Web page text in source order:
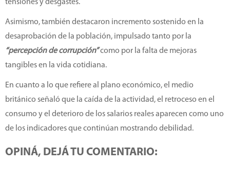
tensiones y desgastes.
Asimismo, también destacaron incremento sostenido en la
desaprobación de la población, impulsado tanto por la
“percepción de corrupción”como por la falta de mejoras
tangibles en la vida cotidiana.
En cuanto a lo que refiere al plano económico, el medio
británico señaló que la caída de la actividad, el retroceso en el
consumo y el deterioro de los salarios reales aparecen como uno
de los indicadores que continúan mostrando debilidad.
OPINÁ, DEJÁ TU COMENTARIO: